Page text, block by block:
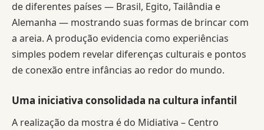
de diferentes países — Brasil, Egito, Tailândia e
Alemanha — mostrando suas formas de brincar com
a areia. A produção evidencia como experiências
simples podem revelar diferenças culturais e pontos
de conexão entre infâncias ao redor do mundo.
Uma iniciativa consolidada na cultura infantil
A realização da mostra é do Midiativa – Centro